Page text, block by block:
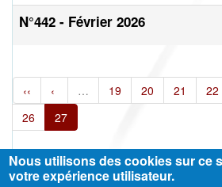
N°442 - Février 2026
‹‹ ‹ … 19 20 21 22
26
27
Nous utilisons des cookies sur ce
votre expérience utilisateur.